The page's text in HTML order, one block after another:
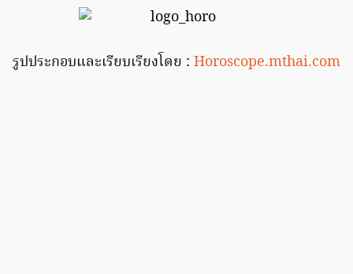
รูปประกอบและเรียบเรียงโดย : Horoscope.mthai.com